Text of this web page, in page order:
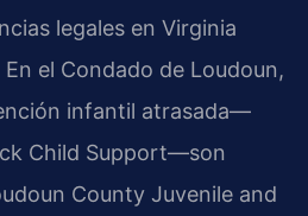
legales en Virginia
el Condado de Loudoun,
infantil atrasada—
Child Support—son
County Juvenile and